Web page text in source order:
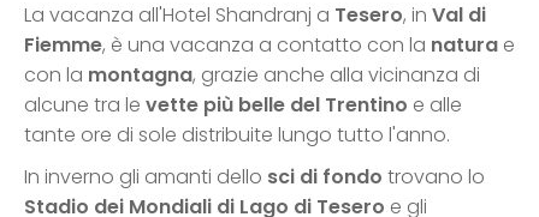
La vacanza all'Hotel Shandranj a Tesero, in Val di
Fiemme, è una vacanza a contatto con la natura e
con la montagna, grazie anche alla vicinanza di
alcune tra le vette più belle del Trentino e alle
tante ore di sole distribuite lungo tutto l'anno.
In inverno gli amanti dello sci di fondo trovano lo
Stadio dei Mondiali di Lago di Tesero e gli